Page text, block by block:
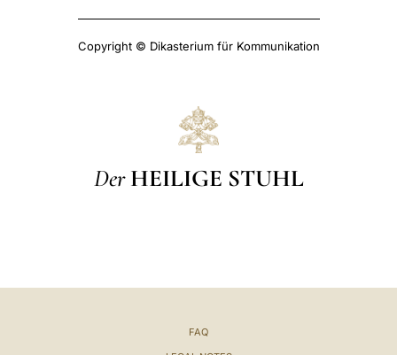
Copyright © Dikasterium für Kommunikation
Der HEILIGE STUHL
FAQ